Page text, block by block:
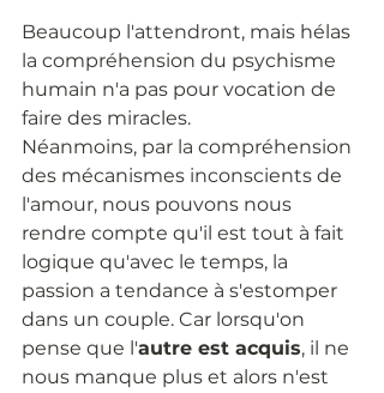
Beaucoup l'attendront, mais hélas
la compréhension du psychisme
humain n'a pas pour vocation de
faire des miracles.
Néanmoins, par la compréhension
des mécanismes inconscients de
l'amour, nous pouvons nous
rendre compte qu'il est tout à fait
logique qu'avec le temps, la
passion a tendance à s'estomper
dans un couple. Car lorsqu'on
pense que l'autre est acquis, il ne
nous manque plus et alors n'est